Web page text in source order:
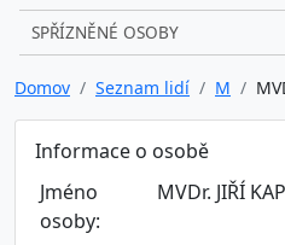
SPŘÍZNĚNÉ OSOBY
Domov Seznam lidí M
Informace o osobě
Jméno
osoby:
MVDr. JIŘÍ